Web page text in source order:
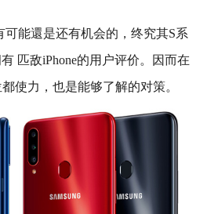
能還是还有机会的，终究其S系
匹敌iPhone的用户评价。因而在
使力，也是能够了解的对策。